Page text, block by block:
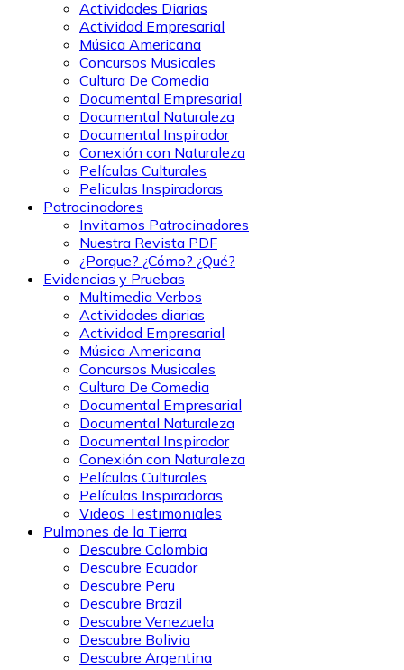
Actividades Diarias
Actividad Empresarial
Música Americana
Concursos Musicales
Cultura De Comedia
Documental Empresarial
Documental Naturaleza
Documental Inspirador
Conexión con Naturaleza
Películas Culturales
Peliculas Inspiradoras
Patrocinadores
Invitamos Patrocinadores
Nuestra Revista PDF
¿Porque? ¿Cómo? ¿Qué?
Evidencias y Pruebas
Multimedia Verbos
Actividades diarias
Actividad Empresarial
Música Americana
Concursos Musicales
Cultura De Comedia
Documental Empresarial
Documental Naturaleza
Documental Inspirador
Conexión con Naturaleza
Películas Culturales
Películas Inspiradoras
Videos Testimoniales
Pulmones de la Tierra
Descubre Colombia
Descubre Ecuador
Descubre Peru
Descubre Brazil
Descubre Venezuela
Descubre Bolivia
Descubre Argentina